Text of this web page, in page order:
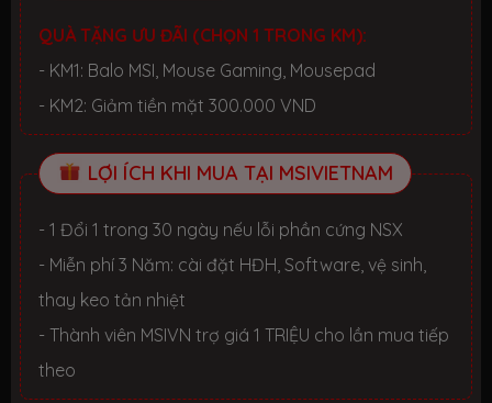
QUÀ TẶNG ƯU ĐÃI (CHỌN 1 TRONG KM):
- KM1: Balo MSI, Mouse Gaming, Mousepad
- KM2: Giảm tiền mặt 300.000 VND
LỢI ÍCH KHI MUA TẠI MSIVIETNAM
- 1 Đổi 1 trong 30 ngày nếu lỗi phần cứng NSX
- Miễn phí 3 Năm: cài đặt HĐH, Software, vệ sinh,
thay keo tản nhiệt
- Thành viên MSIVN trợ giá 1 TRIỆU cho lần mua tiếp
theo